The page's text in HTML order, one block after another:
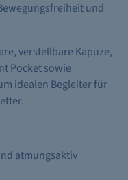
und
verstellbare Kapuze,
Pocket sowie
idealen Begleiter für
atmungsaktiv